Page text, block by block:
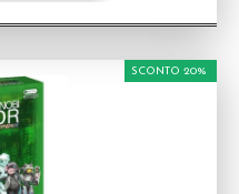
SCONTO 20%